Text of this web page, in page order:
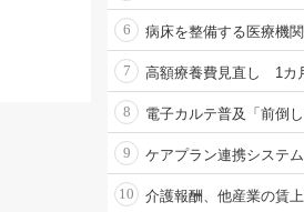
6 病床を整備する医療機
7 高額療養費見直し 1カ
8 電子カルテ普及「前倒
9 ケアプラン連携システ
10 介護報酬、他産業の賃